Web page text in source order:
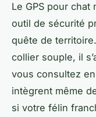
Le GPS pour chat
outil de sécurité
quête de
collier souple, il
vous consultez
intègrent même
si votre félin